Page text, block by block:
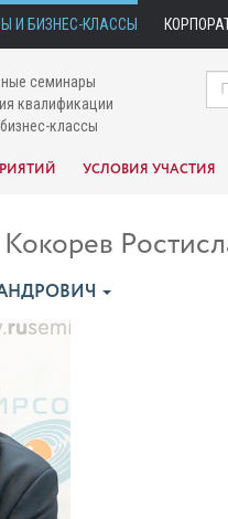
И БИЗНЕС-КЛАССЫ
семинары
квалификации
классы
УСЛОВИЯ УЧАСТИЯ
Кокорев